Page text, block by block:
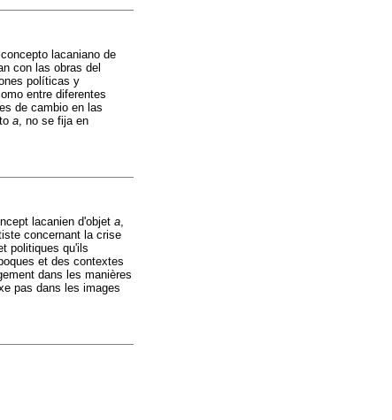
lacaniano de
con las obras del
políticas y
entre diferentes
de cambio en las
a , no se fija en
lacanien d'objet a
concernant la crise
politiques qu'ils
et des contextes
dans les manières
pas dans les images